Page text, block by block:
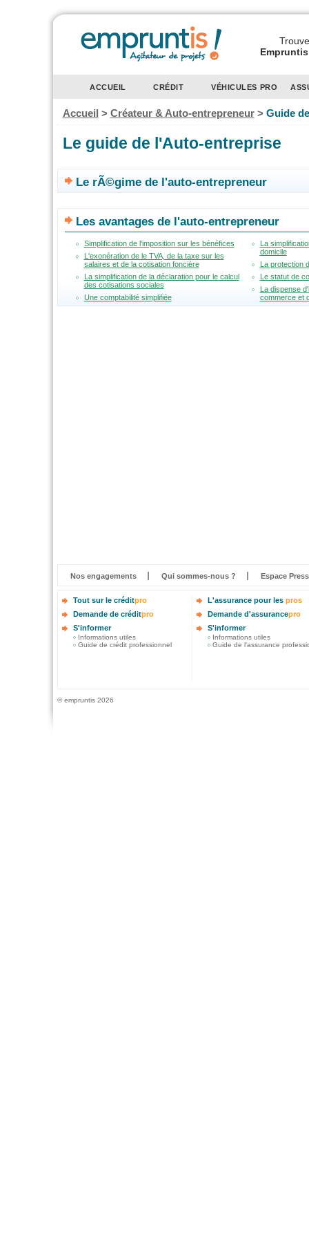
ACCUEIL CRÉDIT VÉHICULES PRO
Accueil > Créateur & Auto-entrepreneur> Guide
Le guide de l'Auto-entreprise
Le rÃ©gime de l'auto-entrepreneur
Les avantages de l'auto-entrepreneur
Simplification de l'imposition sur les bénéfices
L'exonération de le TVA, de la taxe sur les
salaires et de la cotisation foncière
La simplification de la déclaration pour le calcul
des cotisations sociales
Une comptabilité simplifiée
La
domicile
La protection
Le statut de
La dispense
commerce et
Nos engagements Qui sommes-nous ? Espace
Tout sur le créditpro
Demande de créditpro
S'informer
Informations utiles
Guide de crédit professionnel
L'assurance pour les pros
Demande d'assurancepro
S'informer
Informations utiles
Guide de l'assurance
© empruntis 2026